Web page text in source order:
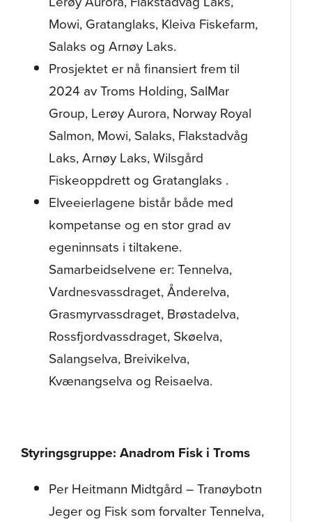
Mowi, Gratanglaks, Kleiva Fiskefarm,
Salaks og Arnøy Laks.
Prosjektet er nå finansiert frem til
2024 av Troms Holding, SalMar
Group, Lerøy Aurora, Norway Royal
Salmon, Mowi, Salaks, Flakstadvåg
Laks, Arnøy Laks, Wilsgård
Fiskeoppdrett og Gratanglaks .
Elveeierlagene bistår både med
kompetanse og en stor grad av
egeninnsats i tiltakene.
Samarbeidselvene er: Tennelva,
Vardnesvassdraget, Ånderelva,
Grasmyrvassdraget, Brøstadelva,
Rossfjordvassdraget, Skøelva,
Salangselva, Breivikelva,
Kvænangselva og Reisaelva.
Styringsgruppe: Anadrom Fisk i Troms
Per Heitmann Midtgård – Tranøybotn
Jeger og Fisk som forvalter Tennelva,